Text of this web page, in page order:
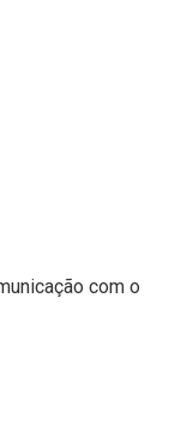
com o